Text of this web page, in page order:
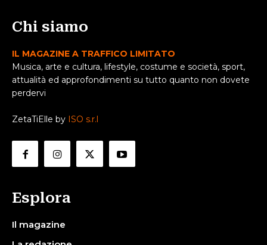
Chi siamo
IL MAGAZINE A TRAFFICO LIMITATO
Musica, arte e cultura, lifestyle, costume e società, sport,
attualità ed approfondimenti su tutto quanto non dovete
perdervi
ZetaTiElle by ISO s.r.l
Esplora
Il magazine